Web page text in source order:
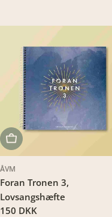
LÆG I KURV
ÅVM
Foran Tronen 3,
Lovsangshæfte
Translation
150 DKK